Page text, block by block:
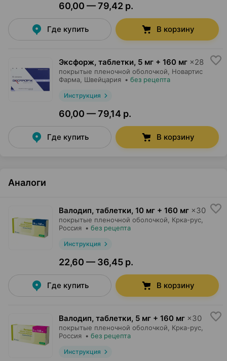
60,00 — 79,42 р.
Где купить В корзину
Эксфорж, таблетки, 5 мг + 160 мг ×28
покрытые пленочной оболочкой,
Новартис
Фарма , Швейцария • без рецепта
Инструкция
60,00 — 79,14 р.
Где купить В корзину
Аналоги
Валодип, таблетки, 10 мг + 160 мг ×30
покрытые пленочной оболочкой, Крка-рус
Россия • без рецепта
Инструкция
22,60 — 36,45 р.
Где купить В корзину
Валодип, таблетки, 5 мг + 160 мг ×30
покрытые пленочной оболочкой, Крка-рус
Россия • без рецепта
Инструкция